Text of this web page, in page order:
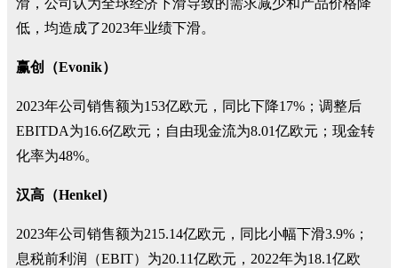
滑，公司认为全球经济下滑导致的需求减少和产品价格降
低，均造成了2023年业绩下滑。
赢创（Evonik）
2023年公司销售额为153亿欧元，同比下降17%；调整后
EBITDA为16.6亿欧元；自由现金流为8.01亿欧元；现金转
化率为48%。
汉高（Henkel）
2023年公司销售额为215.14亿欧元，同比小幅下滑3.9%；
息税前利润（EBIT）为20.11亿欧元，2022年为18.1亿欧